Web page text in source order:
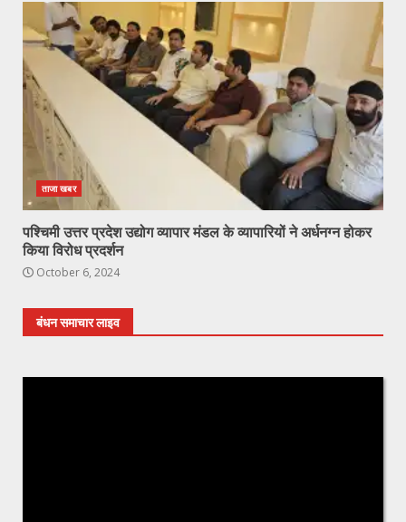
ताजा खबर
पश्चिमी उत्तर प्रदेश उद्योग व्यापार मंडल के व्यापारियों ने अर्धनग्न होकर
किया विरोध प्रदर्शन
October 6, 2024
बंधन समाचार लाइव